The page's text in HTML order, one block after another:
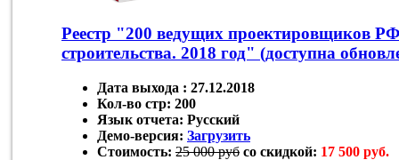
Реестр "200 ведущих проектировщиков РФ
строительства. 2018 год" (доступна
Дата выхода : 27.12.2018
Кол-во стр: 200
Язык отчета: Русский
Демо-версия: Загрузить
Стоимость: 25 000 руб со скидкой: 17 500 руб.